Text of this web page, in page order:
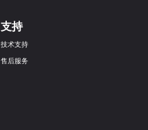
支持
技术支持
售后服务